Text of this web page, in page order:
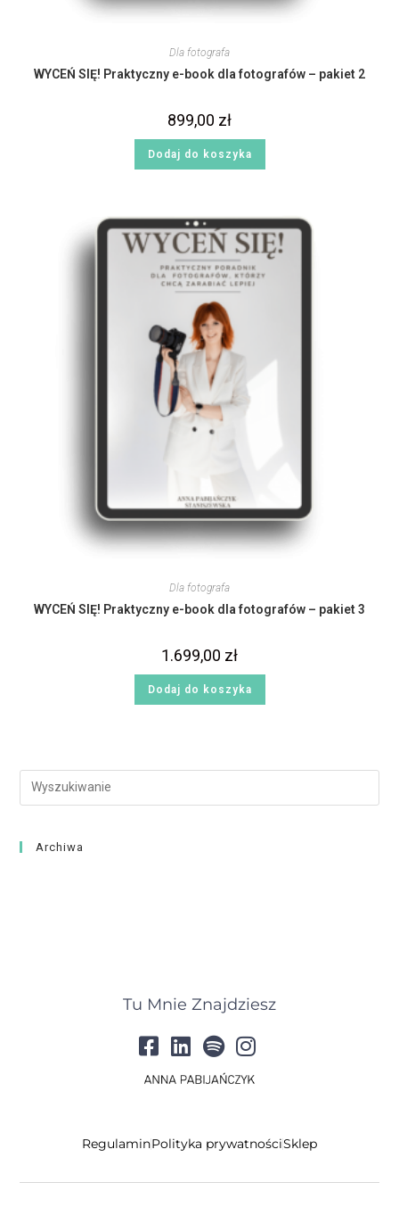
Dla fotografa
WYCEŃ SIĘ! Praktyczny e-book dla fotografów – pakiet 2
899,00 zł
Dodaj do koszyka
Dla fotografa
WYCEŃ SIĘ! Praktyczny e-book dla fotografów – pakiet 3
1.699,00 zł
Dodaj do koszyka
Archiwa
Tu Mnie Znajdziesz
RegulaminPolityka prywatnościSklep